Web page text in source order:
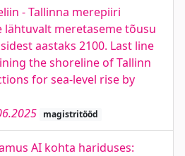
- Tallinna merepiiri
meretaseme tõusu
aastaks 2100. Last line
the shoreline of Tallinn
for sea-level rise by
magistritööd
AI kohta hariduses: